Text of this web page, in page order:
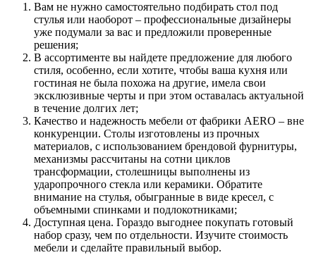
Вам не нужно самостоятельно подбирать стол под
стулья или наоборот – профессиональные дизайнеры
уже подумали за вас и предложили проверенные
решения;
В ассортименте вы найдете предложение для любого
стиля, особенно, если хотите, чтобы ваша кухня или
гостиная не была похожа на другие, имела свои
эксклюзивные черты и при этом оставалась актуальной
в течение долгих лет;
Качество и надежность мебели от фабрики AERO – вне
конкуренции. Столы изготовлены из прочных
материалов, с использованием брендовой фурнитуры,
механизмы рассчитаны на сотни циклов
трансформации, столешницы выполнены из
ударопрочного стекла или керамики. Обратите
внимание на стулья, обыгранные в виде кресел, с
объемными спинками и подлокотниками;
Доступная цена. Гораздо выгоднее покупать готовый
набор сразу, чем по отдельности. Изучите стоимость
мебели и сделайте правильный выбор.